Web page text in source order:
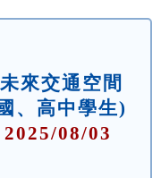
來交通空間
、高中學生)
08/03